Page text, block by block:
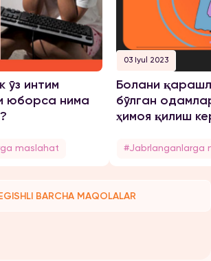
ўз интим
юборса нима
maslahat
03 Iyul 2023
Болани
бўлган
ҳимоя қилиш
#Jabrlanganlarga
BARCHA MAQOLALAR